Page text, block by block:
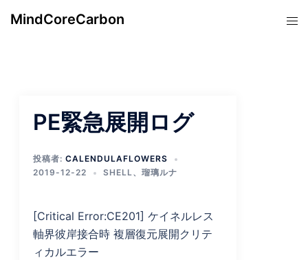
MindCoreCarbon
ト
PE緊急展開ログ
投稿者:CALENDULAFLOWERS
2019-12-22
SHELL、瑠璃ルナ
[Critical Error:CE201] ケイネルレス
軸界彼岸接合時 複層復元展開クリテ
ィカルエラー